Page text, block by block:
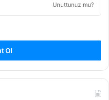
Unuttunuz mu?
Ol